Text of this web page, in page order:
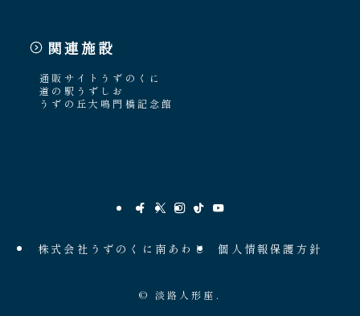
関連施設
通販サイトうずのくに
道の駅うずしお
うずの丘大鳴門橋記念館
株式会社うずのくに南あわじ 個人情報保護方針
© 淡路人形座.